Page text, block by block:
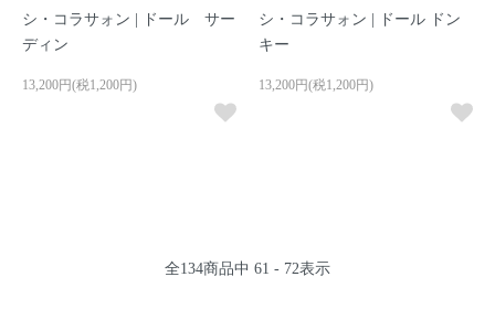
シ・コラサォン | ドール サー
ディン
13,200円(税1,200円)
シ・コラサォン | ドール ドン
キー
13,200円(税1,200円)
全134商品中 61 - 72表示